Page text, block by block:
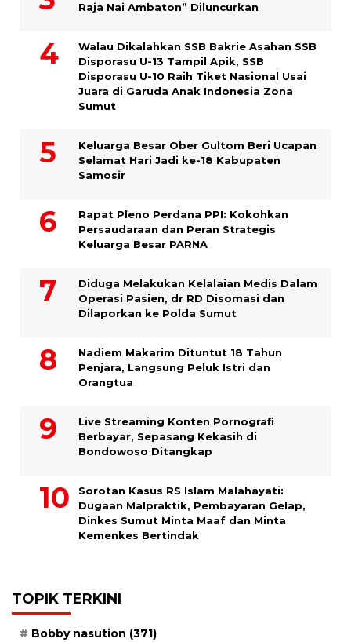
Raja Nai Ambaton” Diluncurkan
Walau Dikalahkan SSB Bakrie Asahan SSB
Disporasu U-13 Tampil Apik, SSB
Disporasu U-10 Raih Tiket Nasional Usai
Juara di Garuda Anak Indonesia Zona
Sumut
Keluarga Besar Ober Gultom Beri Ucapan
Selamat Hari Jadi ke-18 Kabupaten
Samosir
Rapat Pleno Perdana PPI: Kokohkan
Persaudaraan dan Peran Strategis
Keluarga Besar PARNA
Diduga Melakukan Kelalaian Medis Dalam
Operasi Pasien, dr RD Disomasi dan
Dilaporkan ke Polda Sumut
​Nadiem Makarim Dituntut 18 Tahun
Penjara, Langsung Peluk Istri dan
Orangtua
Live Streaming Konten Pornografi
Berbayar, Sepasang Kekasih di
Bondowoso Ditangkap
Sorotan Kasus RS Islam Malahayati:
Dugaan Malpraktik, Pembayaran Gelap,
Dinkes Sumut Minta Maaf dan Minta
Kemenkes Bertindak
TOPIK TERKINI
Bobby nasution (371)